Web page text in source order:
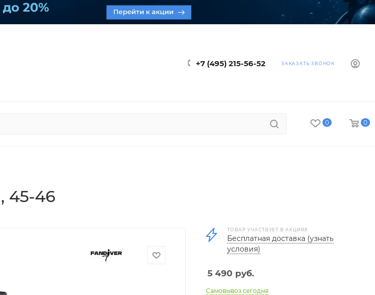
+7 (495) 215-56-52 ЗАКАЗАТЬ ЗВОНОК
0 0
, 45-46
ТОВАР УЧАСТВУЕТ В АКЦИЯХ
Бесплатная доставка (узнать
условия)
5 490 руб.
Самовывоз сегодня